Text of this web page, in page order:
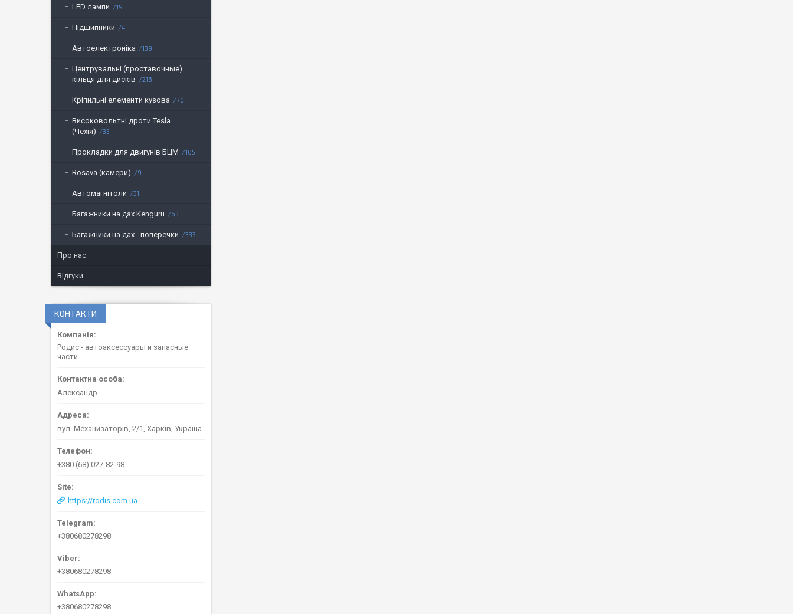
LED лампи 19
Підшипники 4
Автоелектроніка 139
Центрувальні (проставочные)
кільця для дисків
216
Кріпильні елементи кузова 70
Високовольтні дроти Tesla
(Чехія)
35
Прокладки для двигунів БЦМ 105
Rosava (камери) 9
Автомагнітоли 31
Багажники на дах Kenguru 63
Багажники на дах - поперечки 333
Про нас
Відгуки
КОНТАКТИ
Родис - автоаксессуары и запасные
части
Александр
вул. Механизаторів, 2/1, Харків, Україна
+380 (68) 027-82-98
https://rodis.com.ua
+380680278298
+380680278298
+380680278298